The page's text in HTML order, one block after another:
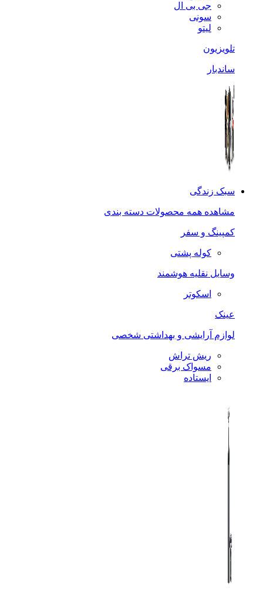
جی بی ال
سونی
لیتو
تلویزیون
ساندبار
سبک زندگی
مشاهده همه محصولات دسته بندی
کمپینگ و سفر
کوله پشتی
وسایل نقلیه هوشمند
اسکوتر
عینک
لوازم آرایشی و بهداشتی شخصی
ریش تراش
مسواک برقی
ایستاده